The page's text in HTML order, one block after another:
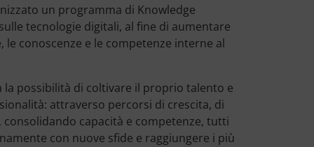
un programma di Knowledge
tecnologie digitali, al fine di aumentare
le conoscenze e le competenze interne al
la possibilità di coltivare il proprio talento e
attraverso percorsi di crescita, di
capacità e competenze, tutti
con nuove sfide e raggiungere i più